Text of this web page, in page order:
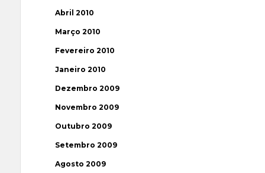
Abril 2010
Março 2010
Fevereiro 2010
Janeiro 2010
Dezembro 2009
Novembro 2009
Outubro 2009
Setembro 2009
Agosto 2009